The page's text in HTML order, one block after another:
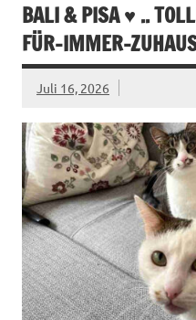
BALI & PISA ♥ ..
FÜR-IMMER-
Juli 16, 2026